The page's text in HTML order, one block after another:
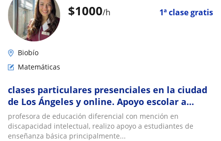
$1000/h 1ª clase gratis
Biobío
Matemáticas
clases particulares presenciales en la ciudad
de Los Ángeles y online. Apoyo escolar a
estudiantes de enseñanza básica
profesora de educación diferencial con mención en
discapacidad intelectual, realizo apoyo a estudiantes de
enseñanza básica principalmente...